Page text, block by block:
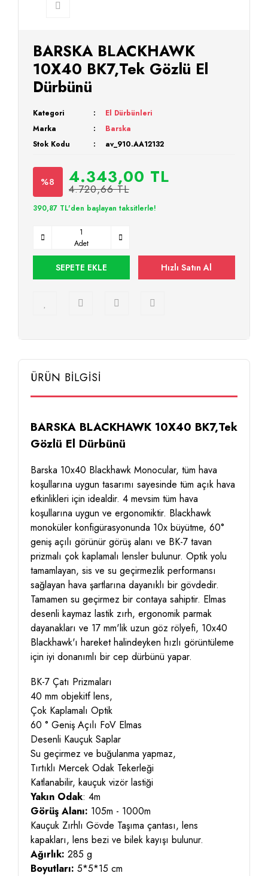
BARSKA BLACKHAWK
10X40 BK7,Tek Gözlü El
Dürbünü
Kategori
El Dürbünleri
Marka
Barska
Stok Kodu
av_910.AA12132
%8 4.343,00 TL
4.720,66 TL
390,87 TL'den başlayan taksitlerle!
Adet
SEPETE EKLE Hızlı Satın Al
ÜRÜN BİLGİSİ
BARSKA BLACKHAWK 10X40 BK7,Tek
Gözlü El Dürbünü
Barska 10x40 Blackhawk Monocular, tüm hava
koşullarına uygun tasarımı sayesinde tüm açık hava
etkinlikleri için idealdir. 4 mevsim tüm hava
koşullarına uygun ve ergonomiktir. Blackhawk
monoküler konfigürasyonunda 10x büyütme, 60°
geniş açılı görünür görüş alanı ve BK-7 tavan
prizmalı çok kaplamalı lensler bulunur. Optik yolu
tamamlayan, sis ve su geçirmezlik performansı
sağlayan hava şartlarına dayanıklı bir gövdedir.
Tamamen su geçirmez bir contaya sahiptir. Elmas
desenli kaymaz lastik zırh, ergonomik parmak
dayanakları ve 17 mm'lik uzun göz rölyefi, 10x40
Blackhawk'ı hareket halindeyken hızlı görüntüleme
için iyi donanımlı bir cep dürbünü yapar.
BK-7 Çatı Prizmaları
40 mm objekitf lens,
Çok Kaplamalı Optik
60 ° Geniş Açılı FoV Elmas
Desenli Kauçuk Saplar
Su geçirmez ve buğulanma yapmaz,
Tırtıklı Mercek Odak Tekerleği
Katlanabilir, kauçuk vizör lastiği
Yakın Odak: 4m
Görüş Alanı: 105m - 1000m
Kauçuk Zırhlı Gövde Taşıma çantası, lens
kapakları, lens bezi ve bilek kayışı bulunur.
Ağırlık: 285 g
Boyutları: 5*5*15 cm